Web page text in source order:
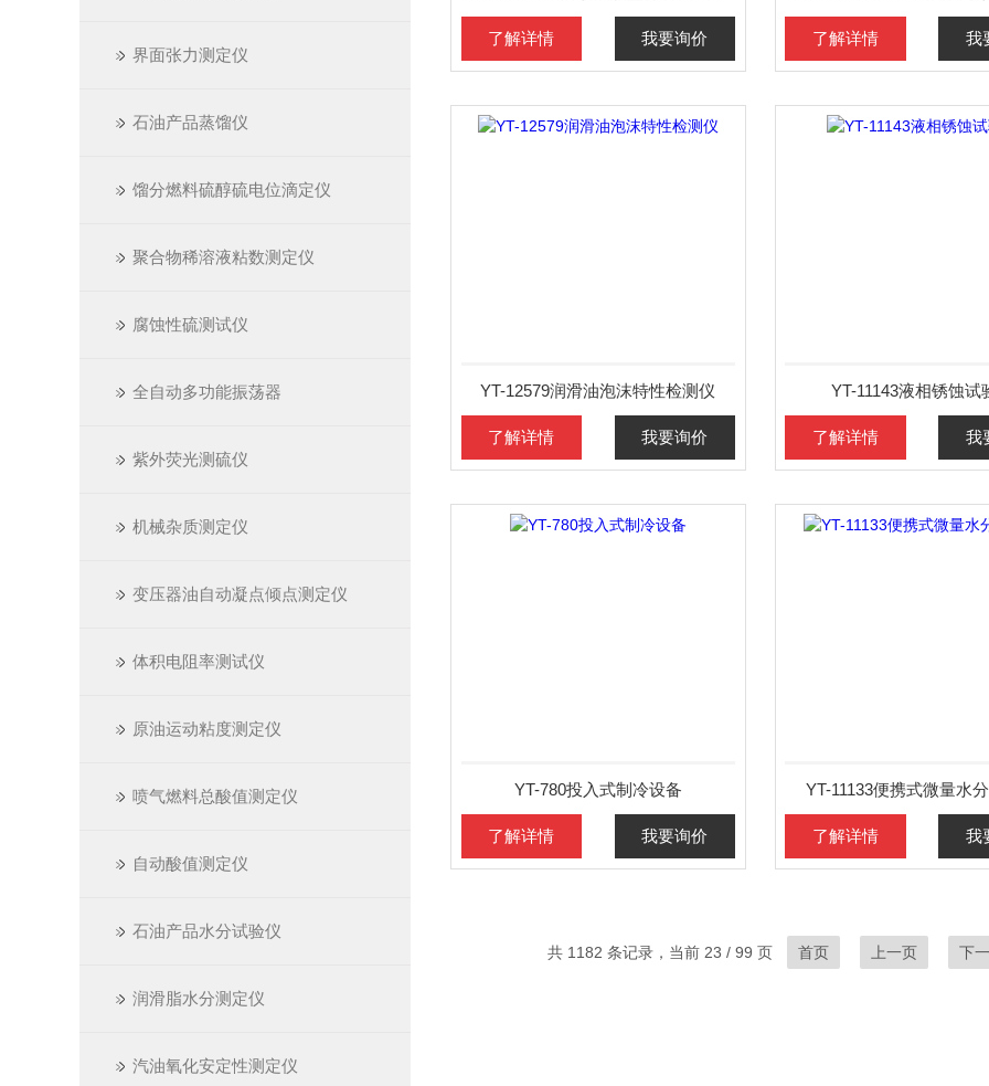
界面张力测定仪
石油产品蒸馏仪
馏分燃料硫醇硫电位滴定仪
聚合物稀溶液粘数测定仪
腐蚀性硫测试仪
全自动多功能振荡器
紫外荧光测硫仪
机械杂质测定仪
变压器油自动凝点倾点测定仪
体积电阻率测试仪
原油运动粘度测定仪
喷气燃料总酸值测定仪
自动酸值测定仪
石油产品水分试验仪
润滑脂水分测定仪
汽油氧化安定性测定仪
了解详情 我要询价 了解详情 我
YT-12579润滑油泡沫特性检测仪
了解详情 我要询价
YT-11143液相锈蚀试
了解详情 我
YT-780投入式制冷设备
了解详情 我要询价
YT-11133便携式微量水
了解详情 我
共 1182 条记录，当前 23 / 99 页 首页 上一页 下